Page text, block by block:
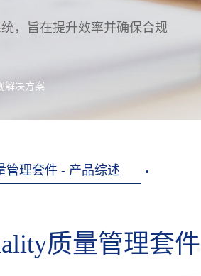
，旨在提升效率并确保合规
解决方案
管理套件 - 产品综述
质量管理套件